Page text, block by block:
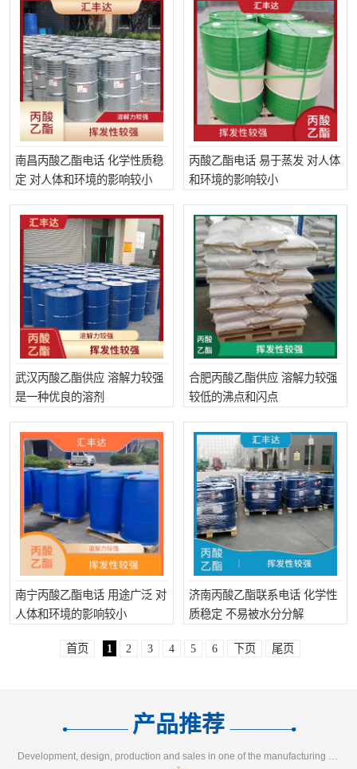
南昌丙酸乙酯电话 化学性质稳
定 对人体和环境的影响较小
丙酸乙酯电话 易于蒸发 对人体
和环境的影响较小
武汉丙酸乙酯供应 溶解力较强
是一种优良的溶剂
合肥丙酸乙酯供应 溶解力较强
较低的沸点和闪点
南宁丙酸乙酯电话 用途广泛 对
人体和环境的影响较小
济南丙酸乙酯联系电话 化学性
质稳定 不易被水分分解
首页 1 2 3 4 5 6 下页 尾页
产品推荐
Development, design, production and sales in one of the manufacturing enterprises